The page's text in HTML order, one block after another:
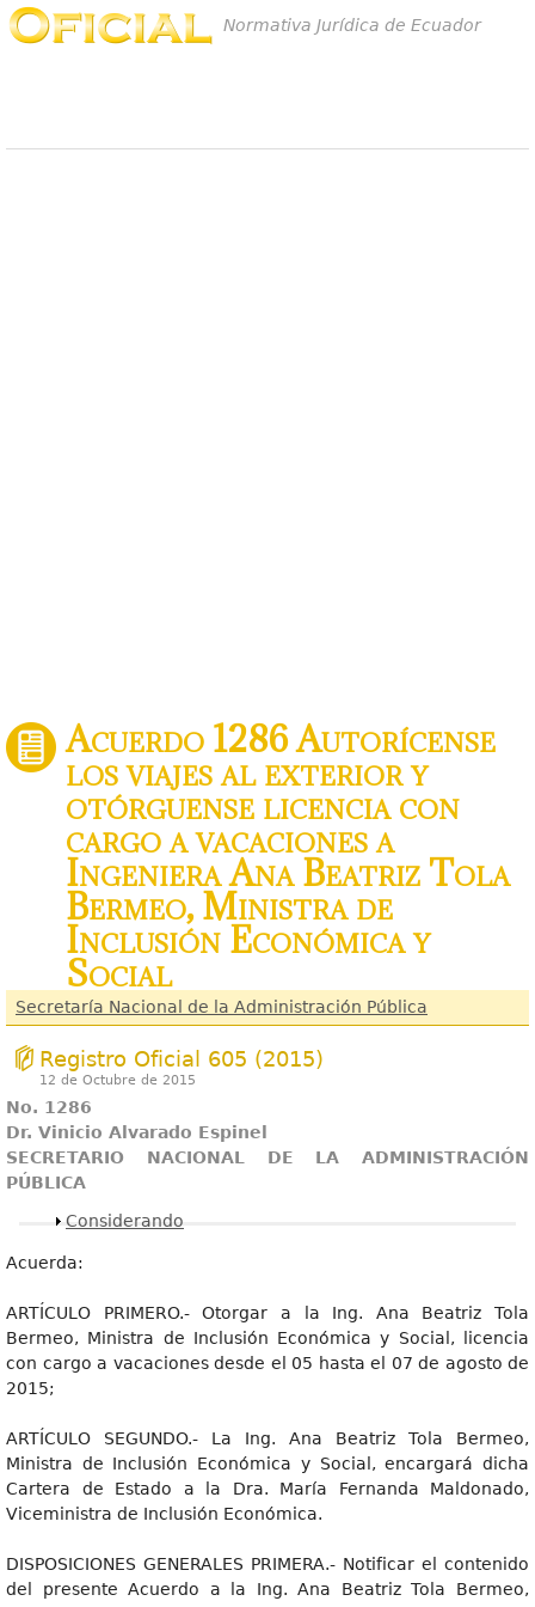
Normativa Jurídica de Ecuador
Acuerdo 1286 Autorícense
los viajes al exterior y
otórguense licencia con
cargo a vacaciones a
Ingeniera Ana Beatriz Tola
Bermeo, Ministra de
Inclusión Económica y
Social
Secretaría Nacional de la Administración Pública
Registro Oficial 605 (2015)
12 de Octubre de 2015
No. 1286
Dr. Vinicio Alvarado Espinel
SECRETARIO NACIONAL DE LA ADMINISTRACIÓN
PÚBLICA
Mostrar
Considerando
Acuerda:
ARTÍCULO PRIMERO.- Otorgar a la Ing. Ana Beatriz Tola
Bermeo, Ministra de Inclusión Económica y Social, licencia
con cargo a vacaciones desde el 05 hasta el 07 de agosto de
2015;
ARTÍCULO SEGUNDO.- La Ing. Ana Beatriz Tola Bermeo,
Ministra de Inclusión Económica y Social, encargará dicha
Cartera de Estado a la Dra. María Fernanda Maldonado,
Viceministra de Inclusión Económica.
DISPOSICIONES GENERALES PRIMERA.- Notificar el contenido
del presente Acuerdo a la Ing. Ana Beatriz Tola Bermeo,